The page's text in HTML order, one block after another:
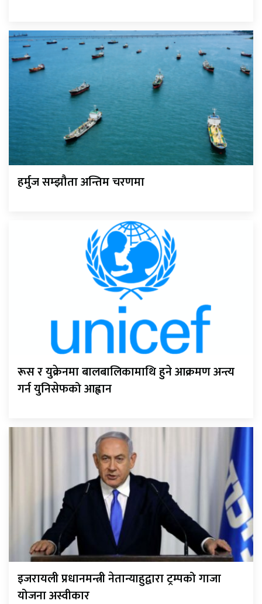
हर्मुज सम्झौता अन्तिम चरणमा
रूस र युक्रेनमा बालबालिकामाथि हुने आक्रमण अन्त्य
गर्न युनिसेफको आह्वान
इजरायली प्रधानमन्त्री नेतान्याहुद्वारा ट्रम्पको गाजा
योजना अस्वीकार